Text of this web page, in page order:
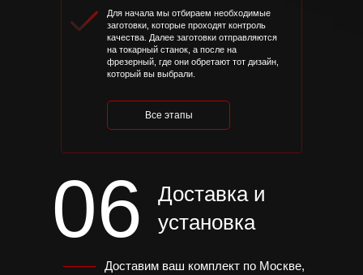
Для начала мы отбираем необходимые
заготовки, которые проходят контроль
качества. Далее заготовки отправляются
на токарный станок, а после на
фрезерный, где они обретают тот дизайн,
который вы выбрали.
Доставка и
установка
06
Доставим ваш комплект по Москве,
Все этапы